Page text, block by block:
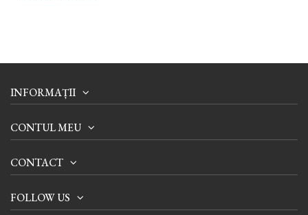
INFORMAȚII
CONTUL MEU
CONTACT
FOLLOW US